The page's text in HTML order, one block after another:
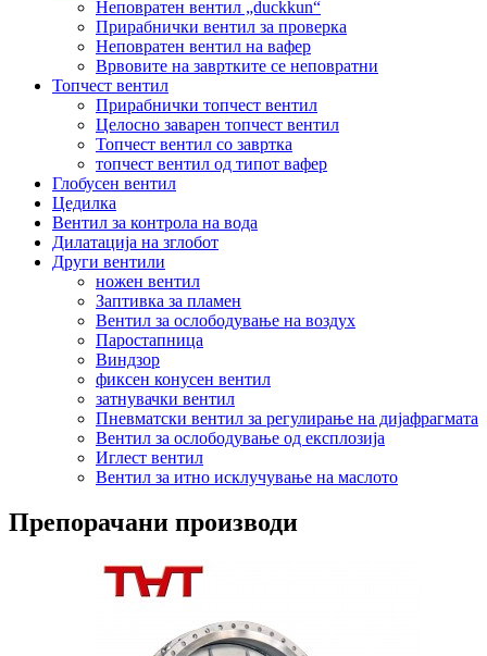
Неповратен вентил „duckkun“
Прирабнички вентил за проверка
Неповратен вентил на вафер
Врвовите на завртките се неповратни
Топчест вентил
Прирабнички топчест вентил
Целосно заварен топчест вентил
Топчест вентил со завртка
топчест вентил од типот вафер
Глобусен вентил
Цедилка
Вентил за контрола на вода
Дилатација на зглобот
Други вентили
ножен вентил
Заптивка за пламен
Вентил за ослободување на воздух
Паростапница
Виндзор
фиксен конусен вентил
затнувачки вентил
Пневматски вентил за регулирање на дијафрагмата
Вентил за ослободување од експлозија
Иглест вентил
Вентил за итно исклучување на маслото
Препорачани производи